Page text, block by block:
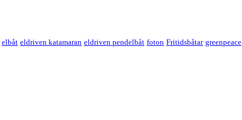
elbåt eldriven katamaran eldriven pendelbåt foton Fritidsbåtar greenpeace